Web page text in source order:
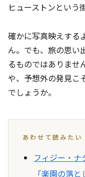
ヒューストンという
確かに写真映えする
ん。でも、旅の思い
るものではありませ
や、予想外の発見こ
でしょうか。
あわせて読みたい
フィジー・
「楽園の落